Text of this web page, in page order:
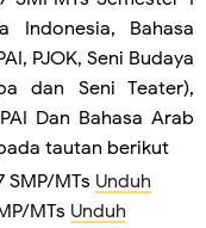
Indonesia, Bahasa
PJOK, Seni Budaya
dan Seni Teater),
Dan Bahasa Arab
tautan berikut
SMP/MTs Unduh
MTs Unduh